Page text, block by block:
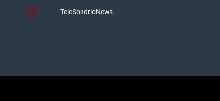
TeleSondrioNews